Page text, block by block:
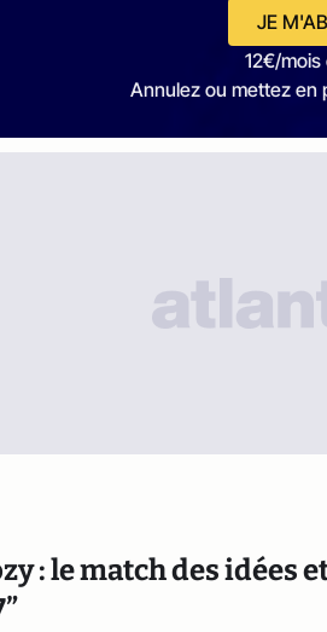
JE
12€/
Annulez ou mettez en
: le match des idées